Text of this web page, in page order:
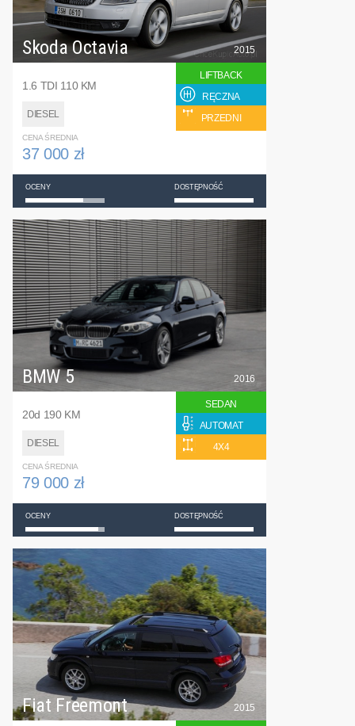
Skoda Octavia
1.6 TDI 110 KM
DIESEL
2015
LIFTBACK
RĘCZNA
PRZEDNI
CENA ŚREDNIA
37 000 zł
OCENY DOSTĘPNOŚĆ
BMW 5
20d 190 KM
DIESEL
2016
SEDAN
AUTOMAT
4X4
CENA ŚREDNIA
79 000 zł
OCENY DOSTĘPNOŚĆ
Fiat Freemont 2015